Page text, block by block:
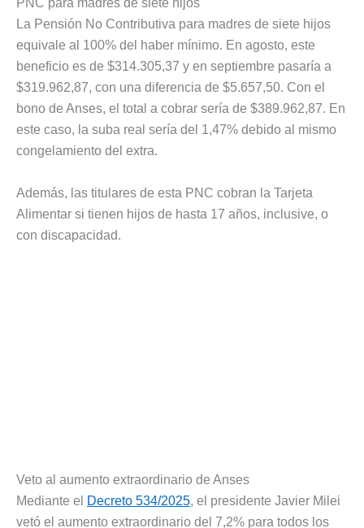
PNC para madres de siete hijos
La Pensión No Contributiva para madres de siete hijos
equivale al 100% del haber mínimo. En agosto, este
beneficio es de $314.305,37 y en septiembre pasaría a
$319.962,87, con una diferencia de $5.657,50. Con el
bono de Anses, el total a cobrar sería de $389.962,87. En
este caso, la suba real sería del 1,47% debido al mismo
congelamiento del extra.
Además, las titulares de esta PNC cobran la Tarjeta
Alimentar si tienen hijos de hasta 17 años, inclusive, o
con discapacidad.
Veto al aumento extraordinario de Anses
Mediante el
Decreto 534/2025, el presidente Javier Milei
vetó el aumento extraordinario del 7,2% para todos los